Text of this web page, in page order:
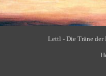
Lettl - Die Träne der